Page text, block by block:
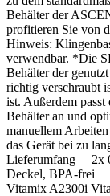
Behälter der
profitieren Sie von
Hinweis:
verwendbar. *Die
Behälter der
richtig verschraubt
ist. Außerdem
Behälter an und
manuellem
das Gerät bei zu
Lieferumfang 2x
Deckel, BPA-frei
Vitamix A2300i